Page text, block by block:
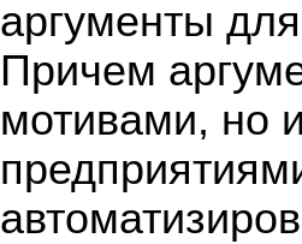
аргументы
Причем
мотивами, но